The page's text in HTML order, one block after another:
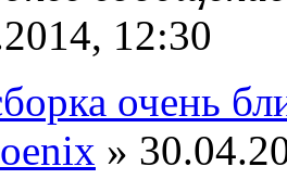
12:30
очень
»